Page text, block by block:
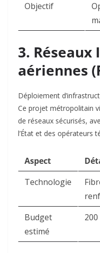
Objectif
3. Réseaux
aériennes
Déploiement
Ce projet métropolitain
de réseaux sécurisés,
l’État et des opérateurs
Aspect
Technologie
Budget
estimé